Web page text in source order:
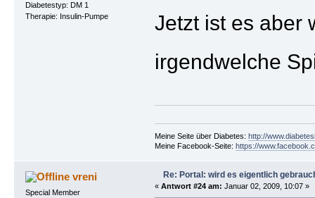
Diabetestyp: DM 1
Therapie: Insulin-Pumpe
Jetzt ist es aber
irgendwelche
Meine Seite über Diabetes: http://
Meine Facebook-Seite: https://
vreni
Special Member
Re: Portal: wird es eigentlich
« Antwort #24 am: Januar 02, 2009, 10:07 »